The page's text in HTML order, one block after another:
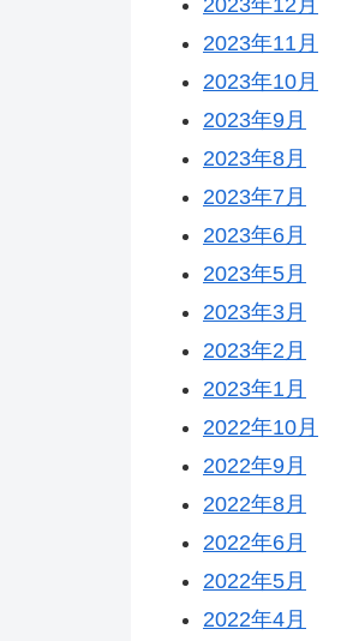
2023年11月
2023年10月
2023年9月
2023年8月
2023年7月
2023年6月
2023年5月
2023年3月
2023年2月
2023年1月
2022年10月
2022年9月
2022年8月
2022年6月
2022年5月
2022年4月